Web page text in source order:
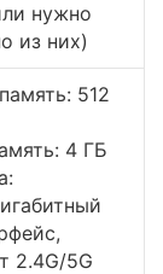
нужно
из них)
512
4 ГБ
2.4G/5G